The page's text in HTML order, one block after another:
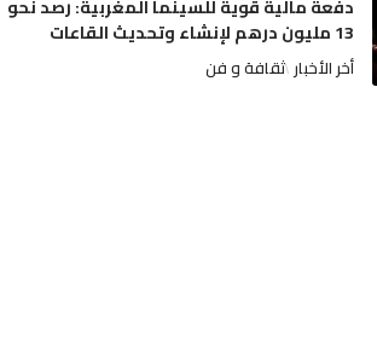
دفعة مالية قوية للسينما المغربية: رصد نحو
13 مليون درهم لإنشاء وتحديث القاعات
أخر الأخبار ثقافة و فن